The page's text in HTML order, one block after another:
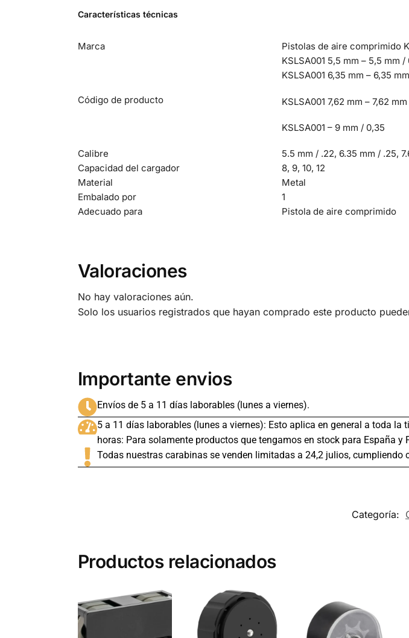
Características técnicas
Marca Pistolas de aire comprimido
Código de producto
KSLSA001 5,5 mm – 5,5 mm /
KSLSA001 6,35 mm – 6,35
KSLSA001 7,62 mm – 7,62
KSLSA001 – 9 mm / 0,35
Calibre
5.5 mm / .22, 6.35 mm / .25,
Capacidad del cargador
8, 9, 10, 12
Material
Metal
Embalado por
1
Adecuado para
Pistola de aire comprimido
Valoraciones
No hay valoraciones aún.
Solo los usuarios registrados que hayan comprado este producto
Importante envios
Envíos de 5 a 11 días laborables (lunes a viernes).
5 a 11 días laborables (lunes a viernes): Esto aplica en general a toda
horas: Para solamente productos que tengamos en stock para España
Todas nuestras carabinas se venden limitadas a 24,2 julios, cumpliendo
Categoría:
Productos relacionados